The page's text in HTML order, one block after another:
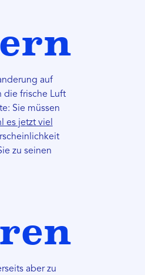
auf
die frische Luft
Sie müssen
es jetzt viel
zu seinen
aber zu